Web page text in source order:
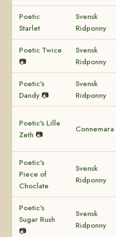
Poetic
Starlet
Svensk
Ridponny
Poetic Twice
📷
Svensk
Ridponny
Poetic's
Dandy 📷
Svensk
Ridponny
Poetic's Lille
Zeth 📷
Connemara
Poetic's
Piece of
Choclate
Svensk
Ridponny
Poetic's
Sugar Rush
📷
Svensk
Ridponny